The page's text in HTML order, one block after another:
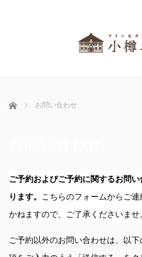
ホーム お問い合わせ
ご予約およびご予約に関するお問い
ります。
こちらのフォームからご
かねますので、ご了承くださいませ
ご予約以外のお問い合わせは、以